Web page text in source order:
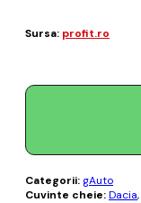
Sursa: profit.ro
Categorii: gAuto
Cuvinte cheie:Dacia,